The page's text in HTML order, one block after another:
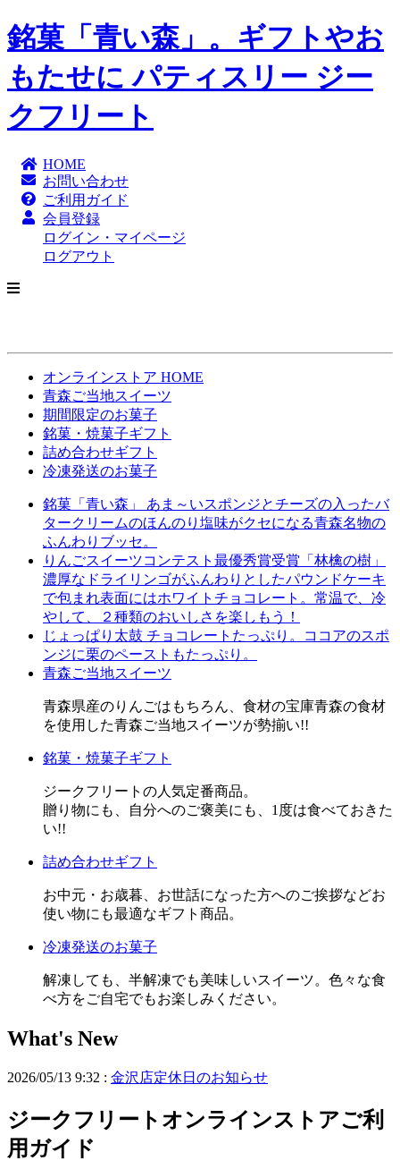
銘菓「青い森」。ギフトやお
もたせに パティスリー ジー
クフリート
HOME
お問い合わせ
ご利用ガイド
会員登録
ログイン・マイページ
ログアウト
オンラインストア HOME
青森ご当地スイーツ
期間限定のお菓子
銘菓・焼菓子ギフト
詰め合わせギフト
冷凍発送のお菓子
銘菓「青い森」 あま～いスポンジとチーズの入ったバ
タークリームのほんのり塩味がクセになる青森名物の
ふんわりブッセ。
りんごスイーツコンテスト最優秀賞受賞「林檎の樹」
濃厚なドライリンゴがふんわりとしたパウンドケーキ
で包まれ表面にはホワイトチョコレート。常温で、冷
やして、２種類のおいしさを楽しもう！
じょっぱり太鼓 チョコレートたっぷり。ココアのスポ
ンジに栗のペーストもたっぷり。
青森ご当地スイーツ
青森県産のりんごはもちろん、食材の宝庫青森の食材
を使用した青森ご当地スイーツが勢揃い!!
銘菓・焼菓子ギフト
ジークフリートの人気定番商品。
贈り物にも、自分へのご褒美にも、1度は食べておきた
い!!
詰め合わせギフト
お中元・お歳暮、お世話になった方へのご挨拶などお
使い物にも最適なギフト商品。
冷凍発送のお菓子
解凍しても、半解凍でも美味しいスイーツ。色々な食
べ方をご自宅でもお楽しみください。
What's New
2026/05/13 9:32 : 金沢店定休日のお知らせ
ジークフリートオンラインストアご利
用ガイド